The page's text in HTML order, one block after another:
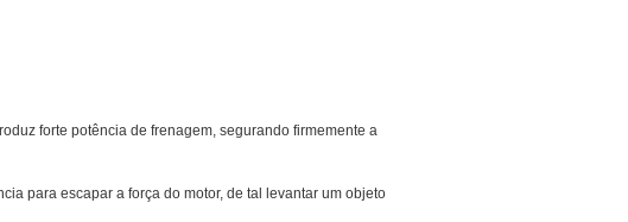
forte potência de frenagem, segurando firmemente a
para escapar a força do motor, de tal levantar um objeto